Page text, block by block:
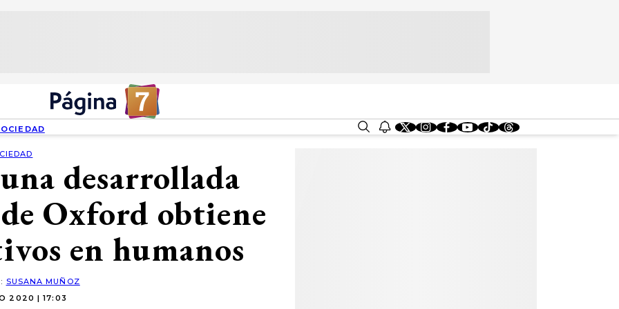
desarrollada
Oxford obtiene
en humanos
SUSANA MUÑOZ
2020 | 17:03